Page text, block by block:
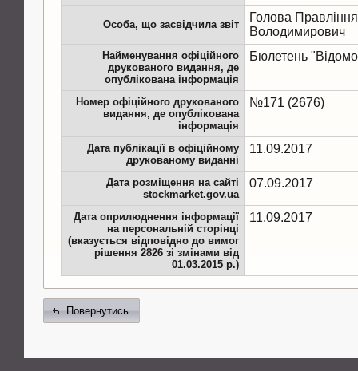
Особа, що засвідчила звіт
Голова
Володимирович
Найменування офіційного
друкованого видання, де
опублікована інформація
Бюлетень
Номер офіційного друкованого
видання, де опублікована
інформація
№171 (2676)
Дата публікації в офіційному
друкованому виданні
11.09.2017
Дата розміщення на сайті
stockmarket.gov.ua
07.09.2017
Дата оприлюднення інформації
на персональній сторінці
(вказується відповідно до вимог
рішення 2826 зі змінами від
01.03.2015 р.)
11.09.2017
Повернутись